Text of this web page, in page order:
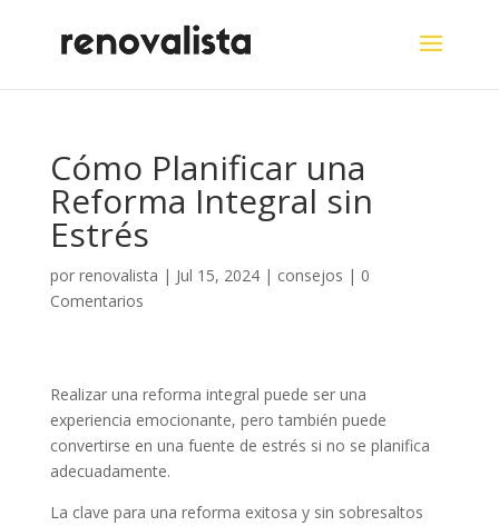
Cómo Planificar una
Reforma Integral sin
Estrés
por renovalista | Jul 15, 2024| consejos | 0
Comentarios
Realizar una reforma integral puede ser una
experiencia emocionante, pero también puede
convertirse en una fuente de estrés si no se planifica
adecuadamente.
La clave para una reforma exitosa y sin sobresaltos